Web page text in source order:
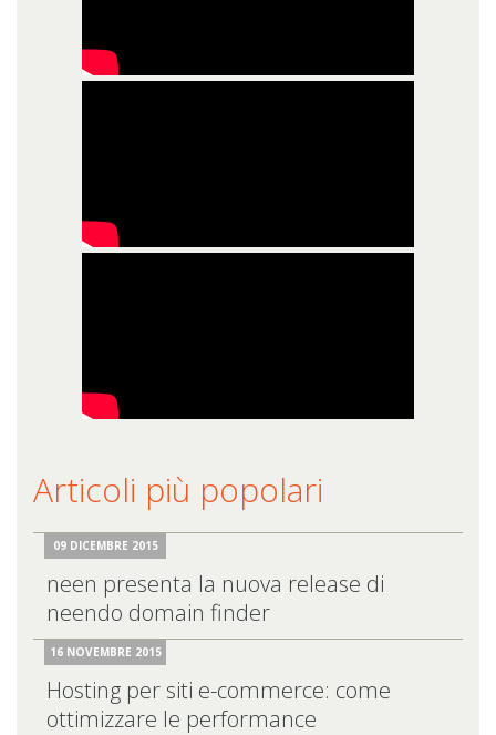
Articoli più popolari
09 DICEMBRE 2015
neen presenta la nuova release di
neendo domain finder
16 NOVEMBRE 2015
Hosting per siti e-commerce: come
ottimizzare le performance